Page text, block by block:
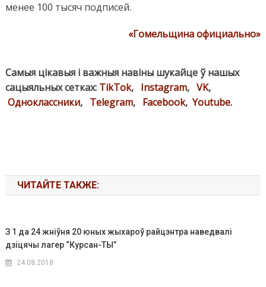
менее 100 тысяч подписей.
«Гомельщина официально»
Самыя цікавыя і важныя навіны шукайце ў нашых
сацыяльных сетках: TikTok, Instagram, VK,
Одноклассники, Telegram, Facebook, Youtube.
ЧИТАЙТЕ ТАКЖЕ:
З 1 да 24 жніўня 20 юных жыхароў райцэнтра наведвалі
дзіцячы лагер “Курсан-ТЫ”
24.08.2018